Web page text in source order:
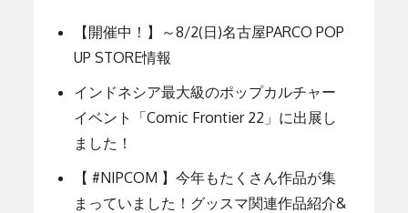
ー
シ
ョ
【開催中！】～8/2(日)名古屋PARCO POP
UP STORE情報
インドネシア最大級のポップカルチャー
イベント「Comic Frontier 22」に出展し
ました！
【 #NIPCOM 】今年もたくさん作品が集
まっていました！グッスマ関連作品紹介&